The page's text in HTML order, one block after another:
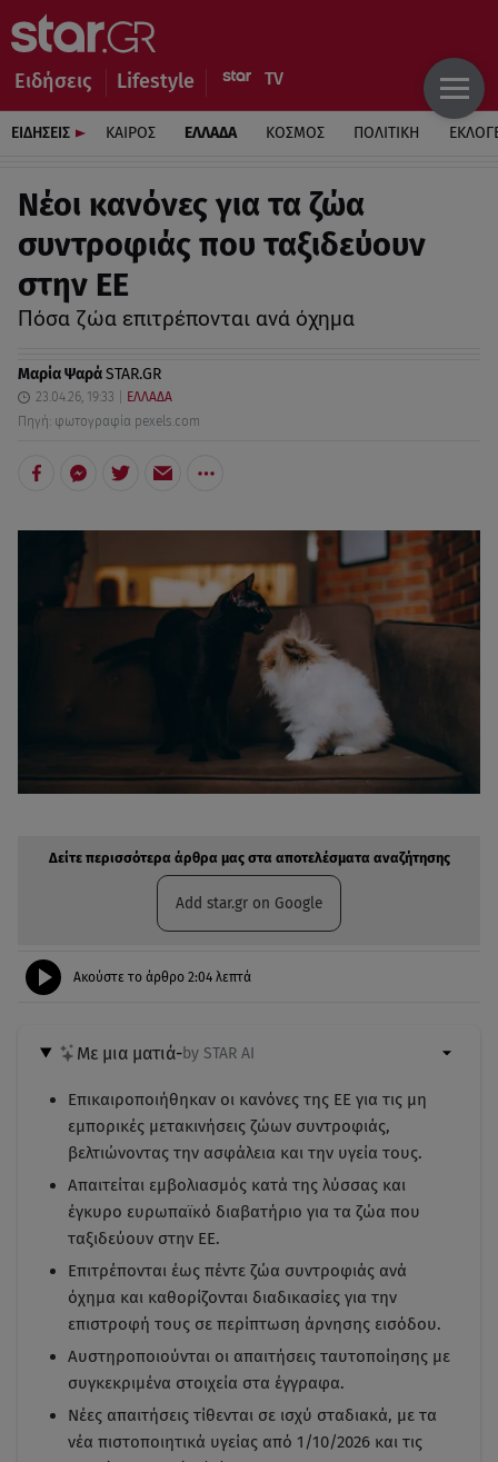
Ειδήσεις Lifestyle
ΕΙΔΗΣΕΙΣ ΚΑΙΡΟΣ ΕΛΛΑΔΑ ΚΟΣΜΟΣ ΠΟΛΙΤΙΚΗ
Νέοι κανόνες για τα ζώα
συντροφιάς που ταξιδεύουν
στην EE
Πόσα ζώα επιτρέπονται ανά όχημα
Μαρία ΨαράSTAR.GR
23.04.26, 19:33
ΕΛΛΑΔΑ
Πηγή: φωτογραφία pexels.com
Δείτε περισσότερα άρθρα μας στα αποτελέσματα αναζήτησης
Add star.gr on Google
Ακούστε το άρθρο 2:04 λεπτά
Με μια ματιά-by STAR AI
Επικαιροποιήθηκαν οι κανόνες της ΕΕ για τις μη
εμπορικές μετακινήσεις ζώων συντροφιάς,
βελτιώνοντας την ασφάλεια και την υγεία τους.
Απαιτείται εμβολιασμός κατά της λύσσας και
έγκυρο ευρωπαϊκό διαβατήριο για τα ζώα που
ταξιδεύουν στην ΕΕ.
Επιτρέπονται έως πέντε ζώα συντροφιάς ανά
όχημα και καθορίζονται διαδικασίες για την
επιστροφή τους σε περίπτωση άρνησης εισόδου.
Αυστηροποιούνται οι απαιτήσεις ταυτοποίησης με
συγκεκριμένα στοιχεία στα έγγραφα.
Νέες απαιτήσεις τίθενται σε ισχύ σταδιακά, με τα
νέα πιστοποιητικά υγείας από 1/10/2026 και τις